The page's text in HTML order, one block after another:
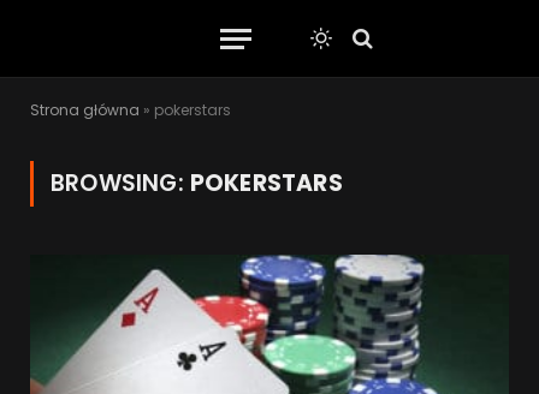
Strona główna » pokerstars
BROWSING: POKERSTARS